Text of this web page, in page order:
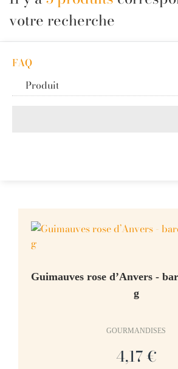
votre recherche
FAQ
Produit
Guimauves rose d’Anvers -
g
GOURMANDISES
4,17 €